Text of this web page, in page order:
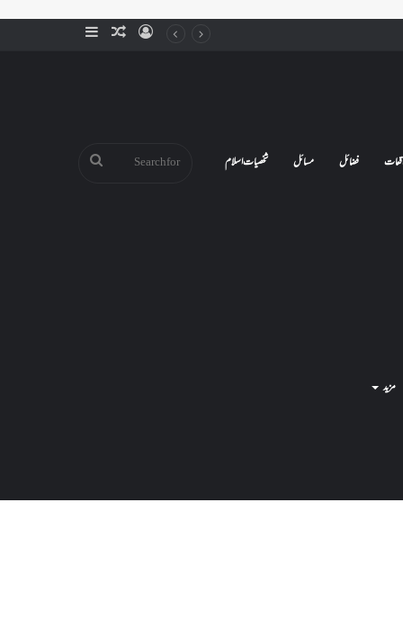
SidebarRandomLog
فضائل مسائل شخصیات اسلام
مزید
Search